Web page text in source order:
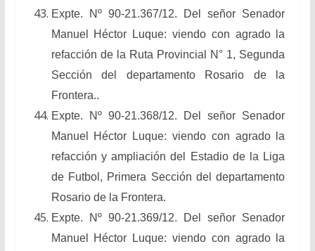
Expte. Nº 90-21.367/12. Del señor Senador
Manuel Héctor Luque: viendo con agrado la
refacción de la Ruta Provincial N° 1, Segunda
Sección del departamento Rosario de la
Frontera..
Expte. Nº 90-21.368/12. Del señor Senador
Manuel Héctor Luque: viendo con agrado la
refacción y ampliación del Estadio de la Liga
de Futbol, Primera Sección del departamento
Rosario de la Frontera.
Expte. Nº 90-21.369/12. Del señor Senador
Manuel Héctor Luque: viendo con agrado la